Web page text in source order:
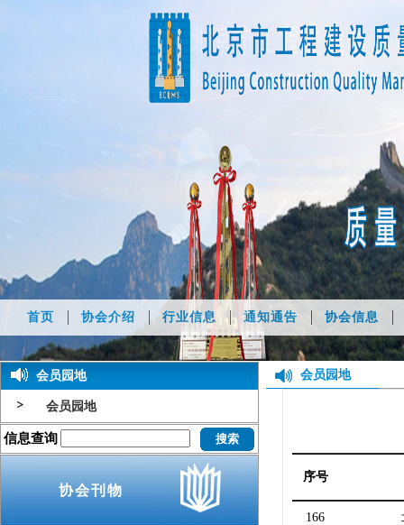
首页 协会介绍 行业信息 通知通告 协会信息
会员园地
会员园地
信息查询
协会刊物
会员园地
序号
166